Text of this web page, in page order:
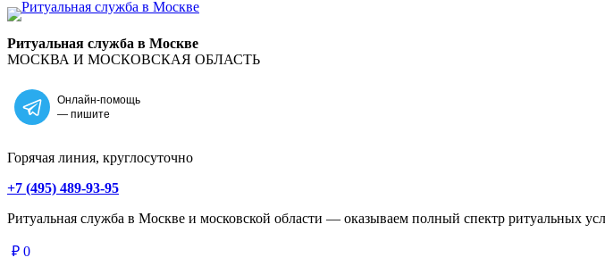
Главная
Ритуальная служба в Москве
МОСКВА И МОСКОВСКАЯ ОБЛАСТЬ
Онлайн-помощь
— пишите
Горячая линия, круглосуточно
+7 (495) 489-93-95
Ритуальная служба в Москве и московской области — оказываем полный спектр ритуальных
₽ 0